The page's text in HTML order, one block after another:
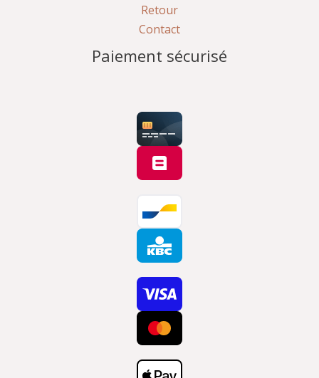
Retour
Contact
Paiement sécurisé